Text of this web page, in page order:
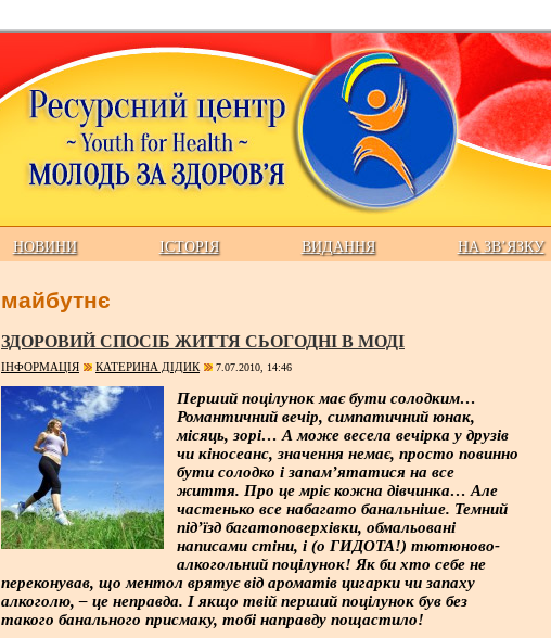
НОВИНИ ІСТОРІЯ ВИДАННЯ НА ЗВ’ЯЗКУ
майбутнє
ЗДОРОВИЙ СПОСІБ ЖИТТЯ СЬОГОДНІ В МОДІ
ІНФОРМАЦІЯ КАТЕРИНА ДІДИК 7.07.2010, 14:46
Перший поцілунок має бути солодким…
Романтичний вечір, симпатичний юнак,
місяць, зорі… А може весела вечірка у друзів
чи кіносеанс, значення немає, просто повинно
бути солодко і запам’ятатися на все
життя. Про це мріє кожна дівчинка… Але
частенько все набагато банальніше. Темний
під’їзд багатоповерхівки, обмальовані
написами стіни, і (о ГИДОТА!) тютюново-
алкогольний поцілунок! Як би хто себе не
переконував, що ментол врятує від ароматів цигарки чи запаху
алкоголю, – це неправда. І якщо твій перший поцілунок був без
такого банального присмаку, тобі направду пощастило!